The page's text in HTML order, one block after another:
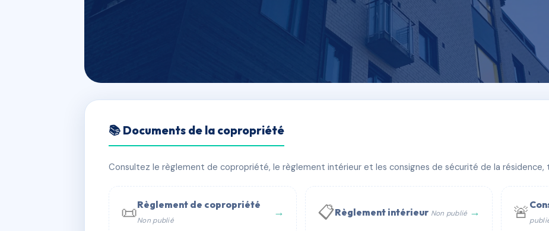
RESIDENCE CESAR POULAIN
📍 1 r cesar poulain 51100 Reims
📞 Contacter Syndic Digital 💬 WhatsApp
📚 Documents de la copropriété
Consultez le règlement de copropriété, le règlement intérieur et les consignes de sécurité de la résidence,
📜Règlement de copropriété
Non publié
→ 📋Règlement intérieur Non publié → 🚨